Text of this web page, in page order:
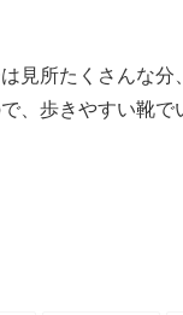
見所たくさんな分
、歩きやすい靴で